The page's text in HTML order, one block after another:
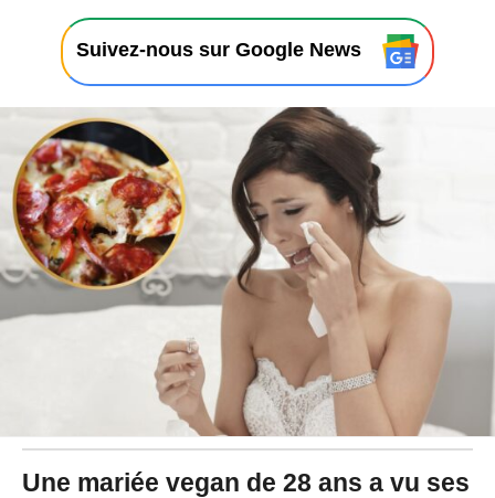
1
/
/
2
0
2
4
à
0
5
6
Suivez-nous sur Google News
Une mariée vegan de 28 ans a vu ses